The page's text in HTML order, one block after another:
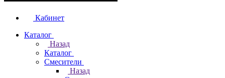
Кабинет
Каталог
Назад
Каталог
Смесители
Назад